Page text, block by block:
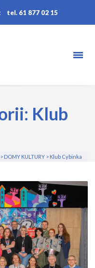
tel. 61 877 02 15
Klub
> DOMY KULTURY > Klub Cybinka